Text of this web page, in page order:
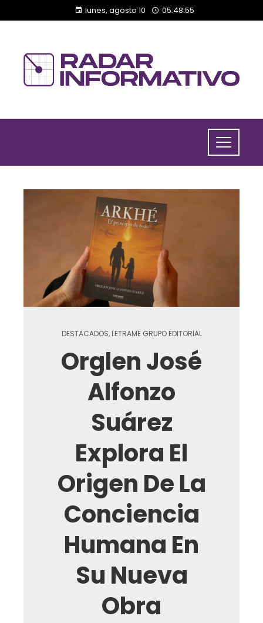
lunes, agosto 10 05:48:56
DESTACADOS, LETRAME GRUPO EDITORIAL
Orglen José
Alfonzo
Suárez
Explora El
Origen De La
Conciencia
Humana En
Su Nueva
Obra